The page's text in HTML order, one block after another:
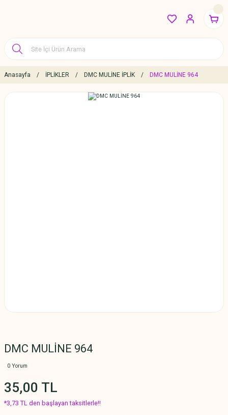
Anasayfa İPLİKLER DMC MULİNE İPLİK DMC MULİNE 964
DMC MULİNE 964
0 Yorum
35,00 TL
*3,73 TL den başlayan taksitlerle!!